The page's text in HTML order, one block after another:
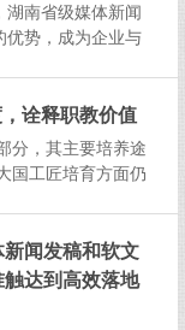
湖南省级媒体新闻
优势，成为企业与
整合资源强化效
学的方法与策略，
。洞悉省级媒体特
础湖南省级主流媒
诠释职教价值
分，其主要培养途
国工匠培育方面仍
闻发稿和软文
达到高效落地